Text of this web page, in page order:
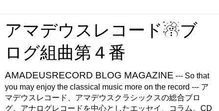
アマデウスレコード☃ブ
ログ組曲第４番
AMADEUSRECORD BLOG MAGAZINE --- So that
you may enjoy the classical music more on the record --- ア
マデウスレコード、アマデウスクラシックスの総合ブロ
グ。アナログレコードを中心としたエッセイ、コラム。CD